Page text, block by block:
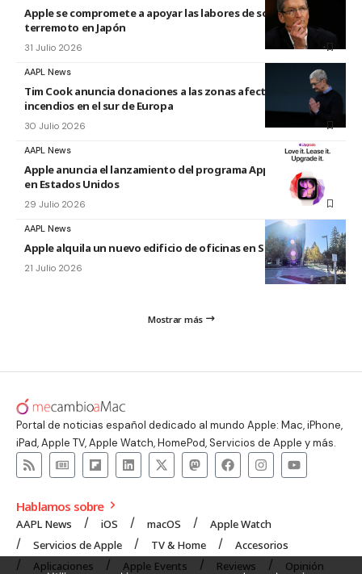
Apple se compromete a apoyar las labores de socorro tras el
terremoto en Japón
31 Julio 2026
AAPL News
Tim Cook anuncia donaciones a las zonas afectadas por los
incendios en el sur de Europa
30 Julio 2026
AAPL News
Apple anuncia el lanzamiento del programa Apple Upgrade
en Estados Unidos
29 Julio 2026
AAPL News
Apple alquila un nuevo edificio de oficinas en Sunnyvale
21 Julio 2026
Mostrar más
Portal de noticias español dedicado al mundo Apple: Mac, iPhone,
iPad, Apple TV, Apple Watch, HomePod, Servicios de Apple y más.
Hablamos sobre
AAPL News iOS macOS
Apple Watch
Servicios de Apple
TV & Home
Accesorios
Aplicaciones
Apple Events Reviews Opinión